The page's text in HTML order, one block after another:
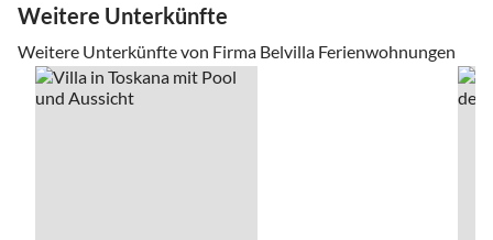
Weitere Unterkünfte
Weitere Unterkünfte von Firma Belvilla Ferienwohnungen